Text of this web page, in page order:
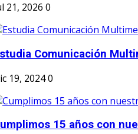
21, 2026 0
Comunicación
19, 20240
15 años con